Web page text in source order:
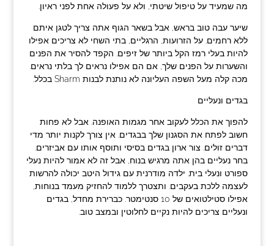
מה שמעיד על טיפול שיטתי, ולא על פעולה אחת לפני ראיון.
שיער עבה טוב בראש, אבל בשאר הגוף אתה צריך לטגן איתם
ללא רחמים. על הזרועות, הרגליים, בתי השחי לא צריכים אפילו
להיות בעלי רמז הקל ביותר של זיפים. הקפד להסיר את הפנים
והשערות על הפנים שלך, אם הם אפילו נראים לך בלתי נראים.
מכה קלה מעל השפה העליונה לא נותנת לבנות Sharm בכלל.
בגדים ונעליים
להפוך את הכלל לעקוב אחר מגמות האופנה. אבל לא פחות
חשוב לפתח את הסגנון שלך בבגדים. אין צורך לקנות יותר מדי
דברים זולים. צור ארון בגדים בסיסי ותוסף אותו עם אביזרים.
בחר נעליים בהן אתה מרגיש בנוח, אבל זה לא אמור להיות נעלי
ספורט ונעלי בית. ילדה מודרנית עם גידול היטב יכולה להרשות
לעצמה ללכת בעקבים. ותצטרך ללמוד להחזיק מעמד בנוחות,
אפילו סטילטואים של 10 סנטימטר. כברירת מחדל, בגדים
ונעליים צריכים להיות נקיים לחלוטין ובמצב טוב.